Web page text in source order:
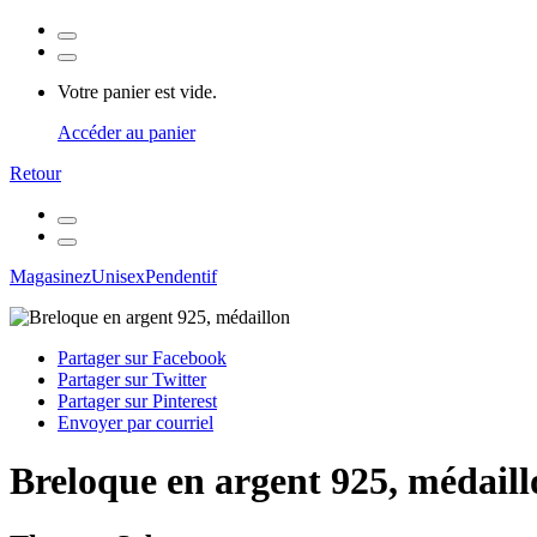
Votre panier est vide.
Accéder au panier
Retour
MagasinezUnisexPendentif
Partager sur Facebook
Partager sur Twitter
Partager sur Pinterest
Envoyer par courriel
Breloque en argent 925,